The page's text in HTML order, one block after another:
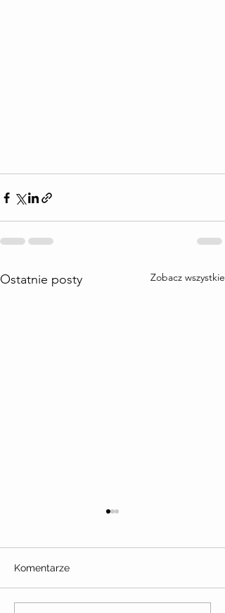
Ostatnie posty Zobacz wszystkie
Komentarze